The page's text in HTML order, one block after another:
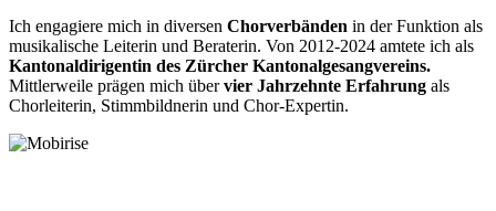
Ich engagiere mich in diversen Chorverbänden in der Funktion als
musikalische Leiterin und Beraterin. Von 2012-2024 amtete ich als
Kantonaldirigentin des Zürcher Kantonalgesangvereins.
Mittlerweile prägen mich übervier Jahrzehnte Erfahrung als
Chorleiterin, Stimmbildnerin und Chor-Expertin.